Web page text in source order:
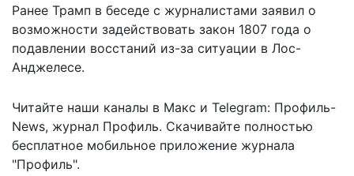
Ранее Трамп в беседе с журналистами заявил о
возможности задействовать закон 1807 года о
подавлении восстаний из-за ситуации в Лос-
Анджелесе.
Читайте наши каналы в Макс и Telegram: Профиль-
News, журнал Профиль. Скачивайте полностью
бесплатное мобильное приложение журнала
"Профиль".